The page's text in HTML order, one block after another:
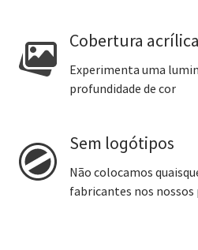
Cobertura acrílica
Experimenta uma
profundidade de cor
Sem logótipos
Não colocamos
fabricantes nos